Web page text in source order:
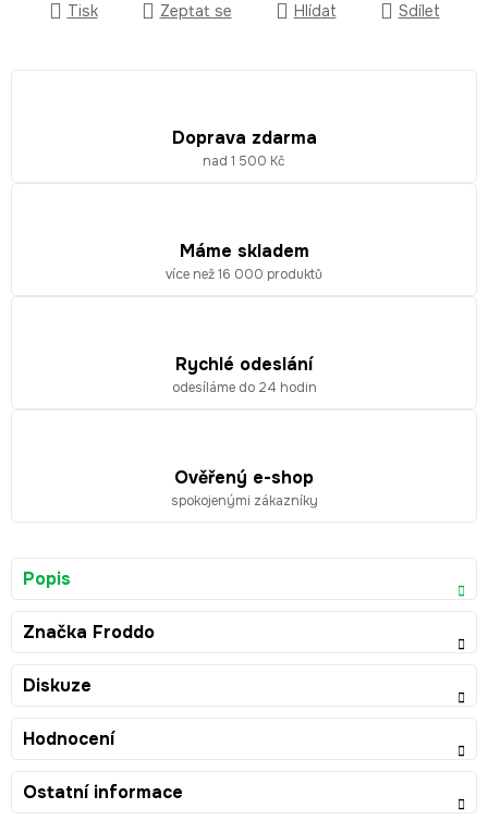
Tisk Zeptat se Hlídat Sdílet
Doprava zdarma
nad 1 500 Kč
Máme skladem
více než 16 000 produktů
Rychlé odeslání
odesíláme do 24 hodin
Ověřený e-shop
spokojenými zákazníky
Popis
Značka Froddo
Diskuze
Hodnocení
Ostatní informace